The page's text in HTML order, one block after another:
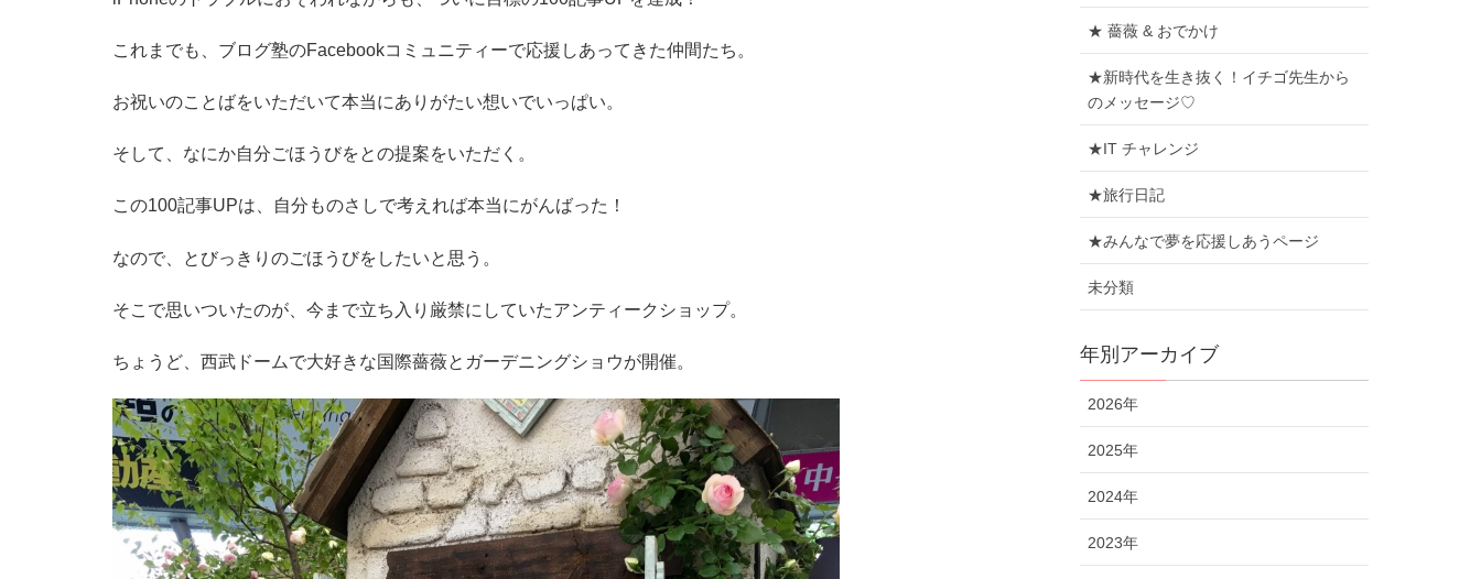
これまでも、ブログ塾のFacebookコミュニティーで応援しあってきた仲間たち。
お祝いのことばをいただいて本当にありがたい想いでいっぱい。
そして、なにか自分ごほうびをとの提案をいただく。
この100記事UPは、自分ものさしで考えれば本当にがんばった！
なので、とびっきりのごほうびをしたいと思う。
そこで思いついたのが、今まで立ち入り厳禁にしていたアンティークショップ。
ちょうど、西武ドームで大好きな国際薔薇とガーデニングショウが開催。
★ 薔薇 & おでかけ
★新時代を生き抜く！イチゴ先生から
のメッセージ♡
★IT チャレンジ
★旅行日記
★みんなで夢を応援しあうページ
未分類
年別アーカイブ
2026年
2025年
2024年
2023年